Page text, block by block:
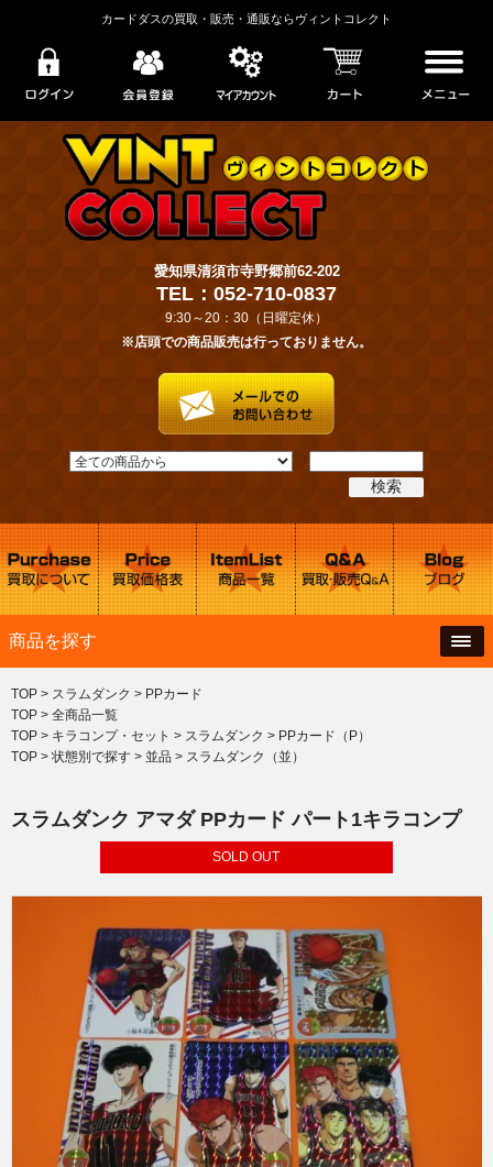
カードダスの買取・販売・通販ならヴィントコレクト
愛知県清須市寺野郷前62-202
TEL：052-710-0837
9:30～20：30（日曜定休）
※店頭での商品販売は行っておりません。
商品を探す
TOP > スラムダンク > PPカード
TOP > 全商品一覧
TOP > キラコンプ・セット > スラムダンク > PPカード（P）
TOP > 状態別で探す > 並品 > スラムダンク（並）
スラムダンク アマダ PPカード パート1キラコンプ
SOLD OUT